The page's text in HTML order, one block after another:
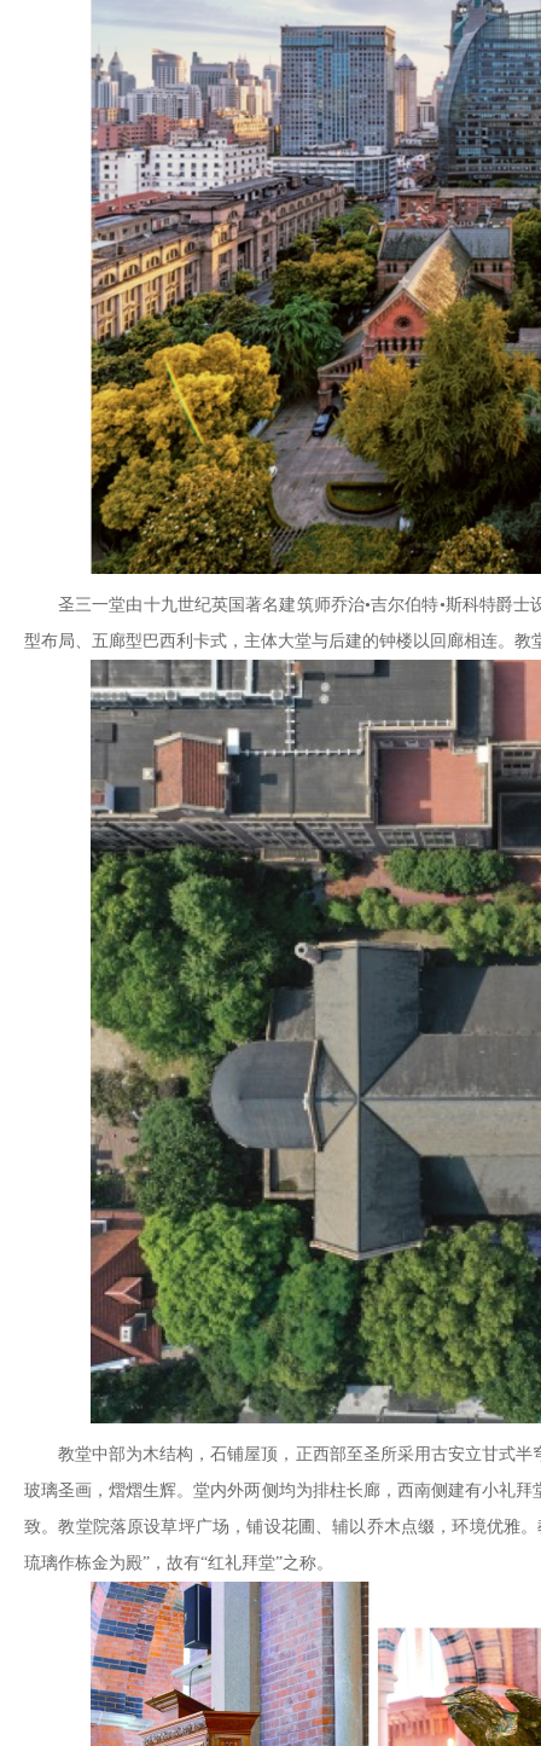
圣三一堂由十九世纪英国著名建筑师乔治•吉尔伯特•斯科特爵
型布局、五廊型巴西利卡式，主体大堂与后建的钟楼以回廊相连。
教堂中部为木结构，石铺屋顶，正西部至圣所采用古安立甘式
玻璃圣画，熠熠生辉。堂内外两侧均为排柱长廊，西南侧建有小礼
致。教堂院落原设草坪广场，铺设花圃、辅以乔木点缀，环境优雅
琉璃作栋金为殿”，故有“红礼拜堂”之称。